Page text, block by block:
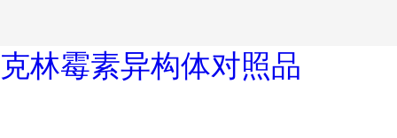
克林霉素异构体对照品